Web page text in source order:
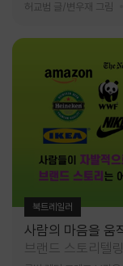
허교범 글/변우재 그림
북트레일러
사람의 마음을 움
브랜드 스토리텔